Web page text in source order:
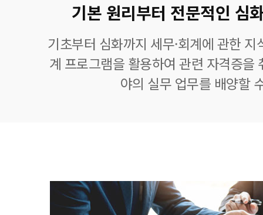
기본 원리부터 전문적인 심
기초부터 심화까지 세무·회계에 관한
계 프로그램을 활용하여 관련 자격증을
야의 실무 업무를 배양할